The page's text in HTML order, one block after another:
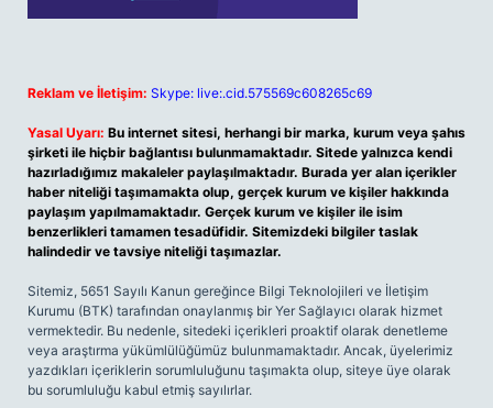
Reklam ve İletişim: Skype: live:.cid.575569c608265c69
Yasal Uyarı: Bu internet sitesi, herhangi bir marka, kurum veya şahıs
şirketi ile hiçbir bağlantısı bulunmamaktadır. Sitede yalnızca kendi
hazırladığımız makaleler paylaşılmaktadır. Burada yer alan içerikler
haber niteliği taşımamakta olup, gerçek kurum ve kişiler hakkında
paylaşım yapılmamaktadır. Gerçek kurum ve kişiler ile isim
benzerlikleri tamamen tesadüfidir. Sitemizdeki bilgiler taslak
halindedir ve tavsiye niteliği taşımazlar.
Sitemiz, 5651 Sayılı Kanun gereğince Bilgi Teknolojileri ve İletişim
Kurumu (BTK) tarafından onaylanmış bir Yer Sağlayıcı olarak hizmet
vermektedir. Bu nedenle, sitedeki içerikleri proaktif olarak denetleme
veya araştırma yükümlülüğümüz bulunmamaktadır. Ancak, üyelerimiz
yazdıkları içeriklerin sorumluluğunu taşımakta olup, siteye üye olarak
bu sorumluluğu kabul etmiş sayılırlar.